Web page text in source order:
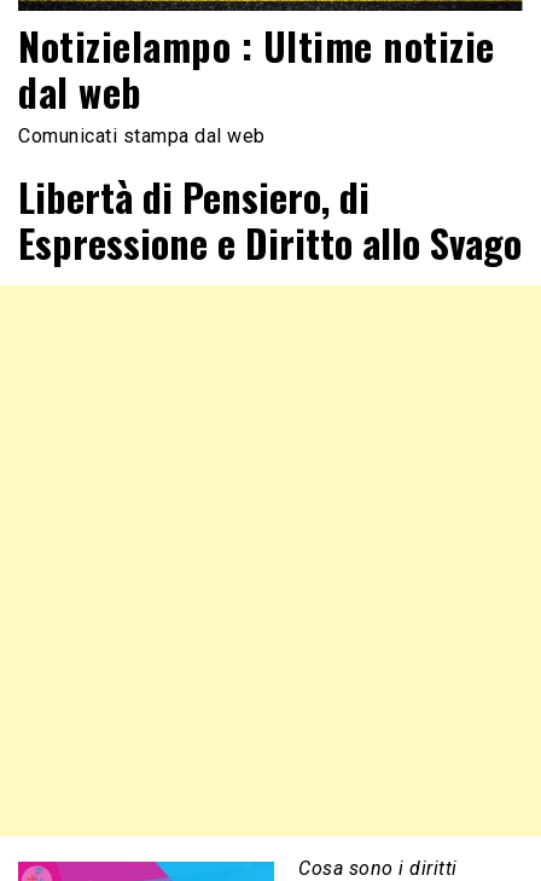
Notizielampo : Ultime notizie
dal web
Comunicati stampa dal web
Libertà di Pensiero, di
Espressione e Diritto allo Svago
Cosa sono i diritti